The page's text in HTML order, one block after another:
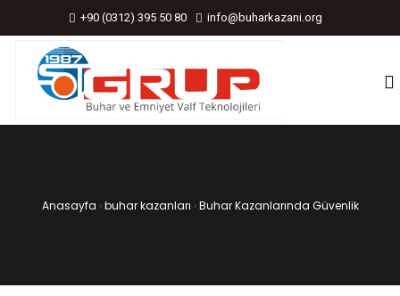
+90 (0312) 395 50 80 info@buharkazani.org
Anasayfa ›buhar kazanları ›Buhar Kazanlarında Güvenlik